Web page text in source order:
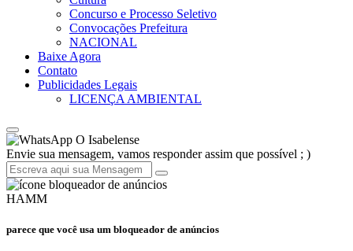
Concurso e Processo Seletivo
Convocações Prefeitura
NACIONAL
Baixe Agora
Contato
Publicidades Legais
LICENÇA AMBIENTAL
O Isabelense
Envie sua mensagem, vamos responder assim que possível ; )
HAMM
parece que você usa um bloqueador de anúncios